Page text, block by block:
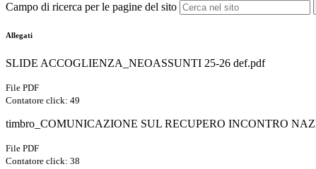
Campo di ricerca per le pagine del sito
Allegati
SLIDE ACCOGLIENZA_NEOASSUNTI 25-26 def.pdf
File PDF
Contatore click: 49
timbro_COMUNICAZIONE SUL RECUPERO INCONTRO
File PDF
Contatore click: 38